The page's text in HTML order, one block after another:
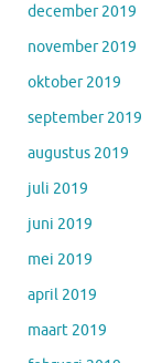
december 2019
november 2019
oktober 2019
september 2019
augustus 2019
juli 2019
juni 2019
mei 2019
april 2019
maart 2019